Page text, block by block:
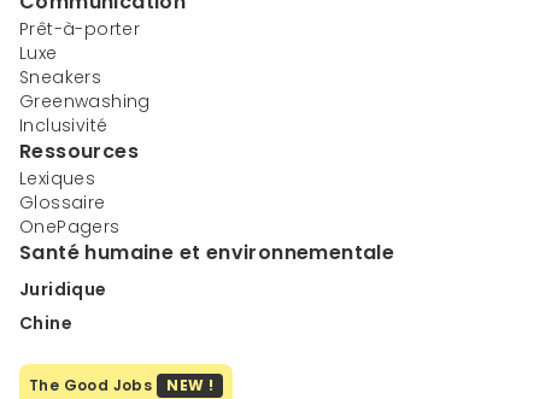
Prêt-à-porter
Luxe
Sneakers
Greenwashing
Inclusivité
Ressources
Lexiques
Glossaire
OnePagers
Santé humaine et environnementale
Juridique
Chine
The Good Jobs NEW !